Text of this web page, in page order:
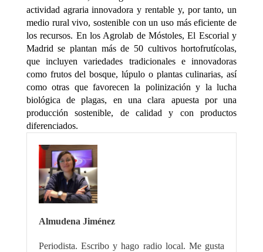
actividad agraria innovadora y rentable y, por tanto, un
medio rural vivo, sostenible con un uso más eficiente de
los recursos. En los Agrolab de Móstoles, El Escorial y
Madrid se plantan más de 50 cultivos hortofrutícolas,
que incluyen variedades tradicionales e innovadoras
como frutos del bosque, lúpulo o plantas culinarias, así
como otras que favorecen la polinización y la lucha
biológica de plagas, en una clara apuesta por una
producción sostenible, de calidad y con productos
diferenciados.
Almudena Jiménez
Periodista. Escribo y hago radio local. Me gusta